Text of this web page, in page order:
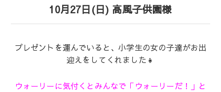
10月27日(日) 高風子供園様
プレゼントを運んでいると、小学生の女の子達がお出
迎えをしてくれました👧
ウォーリーに気付くとみんなで「ウォーリーだ！」と